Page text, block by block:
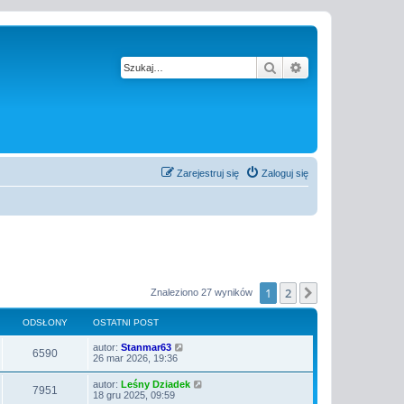
Szukaj
Zaloguj się
Zarejestruj się
Znaleziono 27 wyników 1 2
ODSŁONY OSTATNI POST
6590O
d
O
s
t
n
autor: Stanmar63
26 mar 2026, 19:36
7951
O
s
autor: Leśny Dziadek
18 gru 2025, 09:59